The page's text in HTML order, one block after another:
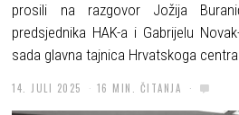
prosili na razgovor Jožija
predsjednika HAK-a i Gabrijelu
sada glavna tajnica Hrvatskoga
14. JULI 2025 16 MIN. ČITANJA